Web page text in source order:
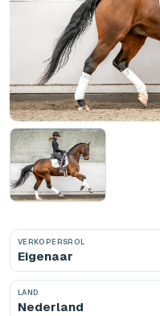
VERKOPERSROL
Eigenaar
LAND
Nederland